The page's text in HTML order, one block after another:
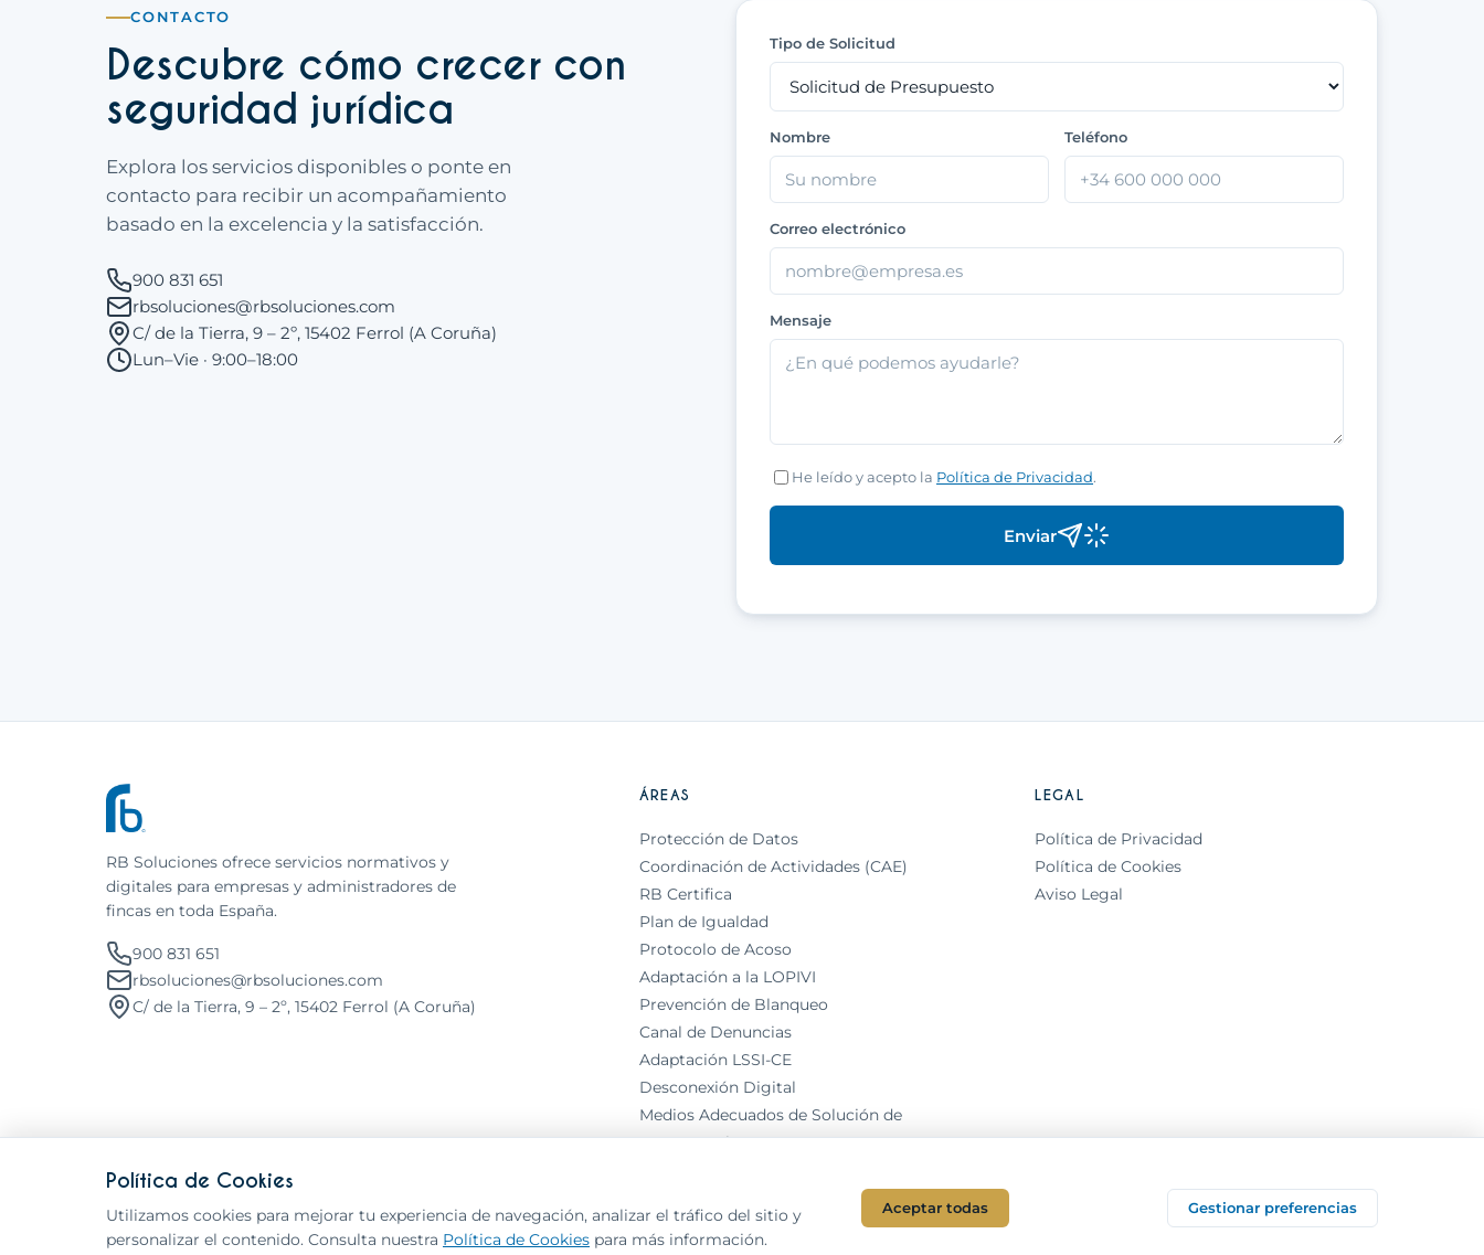
CONTACTO
Descubre cómo crecer con
seguridad jurídica
Explora los servicios disponibles o ponte en
contacto para recibir un acompañamiento
basado en la excelencia y la satisfacción.
900 831 651
rbsoluciones@rbsoluciones.com
C/ de la Tierra, 9 – 2º, 15402 Ferrol (A Coruña)
Lun–Vie · 9:00–18:00
Tipo de Solicitud
Nombre Teléfono
Correo electrónico
Mensaje
He leído y acepto la Política de Privacidad.
Enviar
RB Soluciones ofrece servicios normativos y
digitales para empresas y administradores de
fincas en toda España.
900 831 651
rbsoluciones@rbsoluciones.com
C/ de la Tierra, 9 – 2º, 15402 Ferrol (A Coruña)
ÁREAS
Protección de Datos
Coordinación de Actividades (CAE)
RB Certifica
Plan de Igualdad
Protocolo de Acoso
Adaptación a la LOPIVI
Prevención de Blanqueo
Canal de Denuncias
Adaptación LSSI-CE
Desconexión Digital
Medios Adecuados de Solución de
Controversias
LEGAL
Política de Privacidad
Política de Cookies
Aviso Legal
© 2026 RB Soluciones. Todos los derechos reservados.
Política de Cookies
Utilizamos cookies para mejorar tu experiencia de navegación, analizar el tráfico del sitio y
personalizar el contenido. Consulta nuestra Política de Cookies para más información.
Aceptar todas Gestionar preferencias